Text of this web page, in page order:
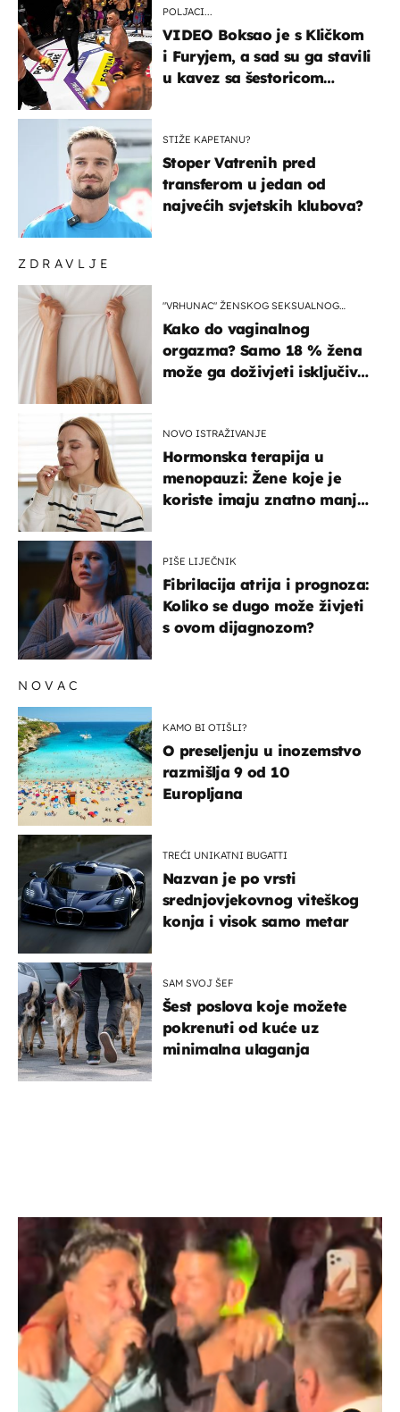
ZDRAVLJE
"VRHUNAC" ŽENSKOG SEKSUALNOG
Kako do vaginalnog
orgazma? Samo 18 % žena
može ga doživjeti isključivo
NOVO ISTRAŽIVANJE
Hormonska terapija u
menopauzi: Žene koje je
koriste imaju znatno manji
PIŠE LIJEČNIK
Fibrilacija atrija i prognoza:
Koliko se dugo može živjeti
s ovom dijagnozom?
POLJACI...
VIDEO Boksao je s Kličkom
i Furyjem, a sad su ga stavili
u kavez sa šestoricom
STIŽE KAPETANU?
Stoper Vatrenih pred
transferom u jedan od
najvećih svjetskih klubova?
NOVAC
KAMO BI OTIŠLI?
O preseljenju u inozemstvo
razmišlja 9 od 10
Europljana
TREĆI UNIKATNI BUGATTI
Nazvan je po vrsti
srednjovjekovnog viteškog
konja i visok samo metar
SAM SVOJ ŠEF
Šest poslova koje možete
pokrenuti od kuće uz
minimalna ulaganja